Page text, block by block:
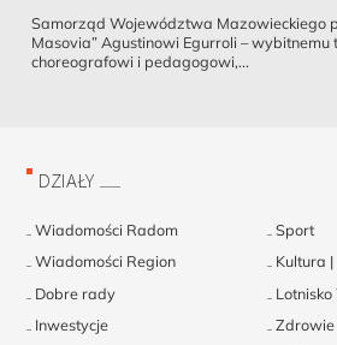
Samorząd Województwa Mazowieckiego
Masovia” Agustinowi Egurroli – wybitnemu
choreografowi i pedagogowi,...
DZIAŁY
Wiadomości Radom
Sport
Wiadomości Region
Kultura
Dobre rady
Inwestycje
Zdrowie